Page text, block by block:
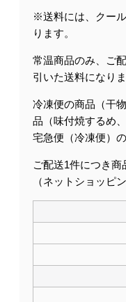
※送料には、クー
ります。
常温商品のみ、ご
引いた送料になりま
冷凍便の商品（干
品（味付焼するめ
宅急便（冷凍便）
ご配送1件につき
（ネットショッピ